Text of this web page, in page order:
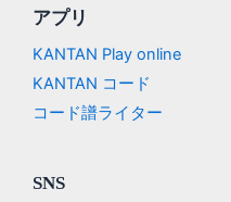
アプリ
KANTAN Play online
KANTAN コード
コード譜ライター
SNS